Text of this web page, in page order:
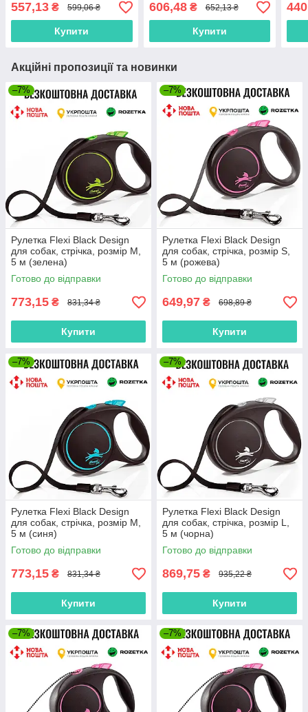
557,13 ₴ 599,06 ₴
Купити
до 20кг
606,48₴ 652,13 ₴
Купити
Акційні пропозиції та новинки
–7%
Рулетка Flexi Black Design
для собак, стрічка, розмір M,
5 м (зелена)
Готово до відправки
773,15 ₴ 831,34 ₴
Купити
–7%
Рулетка Flexi Black Design
для собак, стрічка, розмір S,
5 м (рожева)
Готово до відправки
649,97 ₴ 698,89 ₴
Купити
–7%
Рулетка Flexi Black Design
для собак, стрічка, розмір M,
5 м (синя)
Готово до відправки
773,15 ₴ 831,34 ₴
Купити
–7%
Рулетка Flexi Black Design
для собак, стрічка, розмір L,
5 м (чорна)
Готово до відправки
869,75 ₴ 935,22 ₴
Купити
–7% –7%